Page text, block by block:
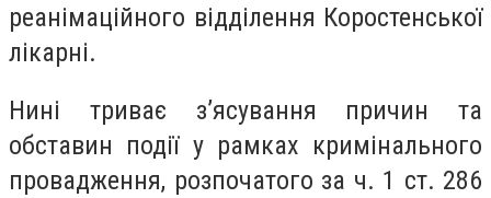
реанімаційного відділення Коростенської
лікарні.
Нині триває з’ясування причин та
обставин події у рамках кримінального
провадження, розпочатого за ч. 1 ст. 286